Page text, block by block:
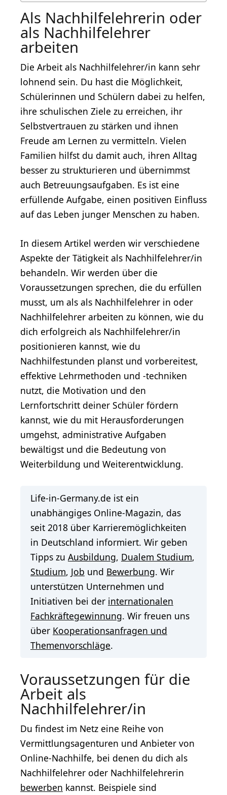
Als Nachhilfelehrerin oder
als Nachhilfelehrer
arbeiten
Die Arbeit als Nachhilfelehrer/in kann sehr
lohnend sein. Du hast die Möglichkeit,
Schülerinnen und Schülern dabei zu helfen,
ihre schulischen Ziele zu erreichen, ihr
Selbstvertrauen zu stärken und ihnen
Freude am Lernen zu vermitteln. Vielen
Familien hilfst du damit auch, ihren Alltag
besser zu strukturieren und übernimmst
auch Betreuungsaufgaben. Es ist eine
erfüllende Aufgabe, einen positiven Einfluss
auf das Leben junger Menschen zu haben.
In diesem Artikel werden wir verschiedene
Aspekte der Tätigkeit als Nachhilfelehrer/in
behandeln. Wir werden über die
Voraussetzungen sprechen, die du erfüllen
musst, um als als Nachhilfelehrer in oder
Nachhilfelehrer arbeiten zu können, wie du
dich erfolgreich als Nachhilfelehrer/in
positionieren kannst, wie du
Nachhilfestunden planst und vorbereitest,
effektive Lehrmethoden und -techniken
nutzt, die Motivation und den
Lernfortschritt deiner Schüler fördern
kannst, wie du mit Herausforderungen
umgehst, administrative Aufgaben
bewältigst und die Bedeutung von
Weiterbildung und Weiterentwicklung.
Life-in-Germany.de ist ein
unabhängiges Online-Magazin, das
seit 2018 über Karrieremöglichkeiten
in Deutschland informiert. Wir geben
Tipps zu Ausbildung, Dualem Studium,
Studium, Job und Bewerbung. Wir
unterstützen Unternehmen und
Initiativen bei der internationalen
Fachkräftegewinnung. Wir freuen uns
über Kooperationsanfragen und
Themenvorschläge.
Voraussetzungen für die
Arbeit als
Nachhilfelehrer/in
Du findest im Netz eine Reihe von
Vermittlungsagenturen und Anbieter von
Online-Nachhilfe, bei denen du dich als
Nachhilfelehrer oder Nachhilfelehrerin
bewerben kannst. Beispiele sind